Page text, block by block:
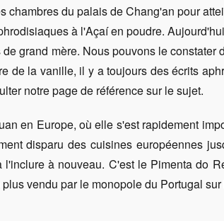
du palais de Chang'an pour
à l'Açaí en poudre.
grand mère. Nous pouvons le constater
de la vanille, il y a toujours des écrits
notre page de référence sur le sujet.
en Europe, où elle s'est rapidement
disparu des cuisines européennes
à nouveau. C'est le Pimenta do
vendu par le monopole du Portugal